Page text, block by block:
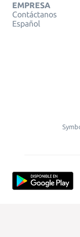
EMPRESA
Contáctanos
Español